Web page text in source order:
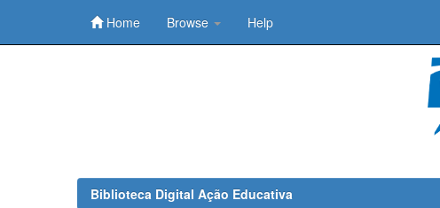
Home Browse Help
Biblioteca Digital Ação Educativa